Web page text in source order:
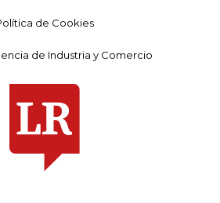
de Cookies
de Industria y Comercio